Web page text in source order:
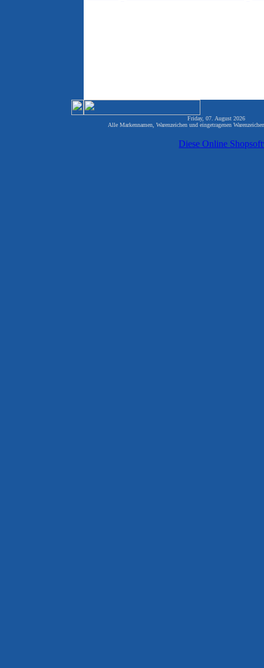
Friday, 07. August 2026
Alle Markennamen, Warenzeichen und eingetragenen
Diese Online